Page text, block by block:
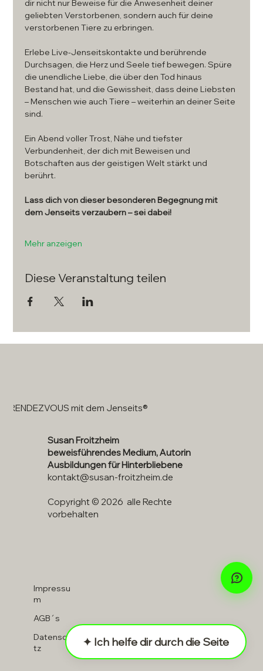
dir nicht nur Beweise für die Anwesenheit deiner
geliebten Verstorbenen, sondern auch für deine
verstorbenen Tiere zu erbringen.
Erlebe Live-Jenseitskontakte und berührende
Durchsagen, die Herz und Seele tief bewegen. Spüre
die unendliche Liebe, die über den Tod hinaus
Bestand hat, und die Gewissheit, dass deine Liebsten
– Menschen wie auch Tiere – weiterhin an deiner Seite
sind.
Ein Abend voller Trost, Nähe und tiefster
Verbundenheit, der dich mit Beweisen und
Botschaften aus der geistigen Welt stärkt und
berührt.
Lass dich von dieser besonderen Begegnung mit
dem Jenseits verzaubern – sei dabei!
Mehr anzeigen
Diese Veranstaltung teilen
RENDEZVOUS mit dem Jenseits®
Susan Froitzheim
beweisführendes Medium, Autorin
Ausbildungen für Hinterbliebene
kontakt@susan-froitzheim.de
Copyright © 2026 alle Rechte
vorbehalten
Datenschu
tz
AGB´s
Impressu
m
✦ Ich helfe dir durch die Seite